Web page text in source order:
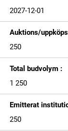
2027-12-01
Auktions/
250
Total budvolym :
1 250
Emitterat
250